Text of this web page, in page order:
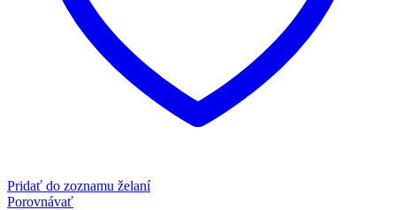
Pridať do zoznamu želaní
Porovnávať